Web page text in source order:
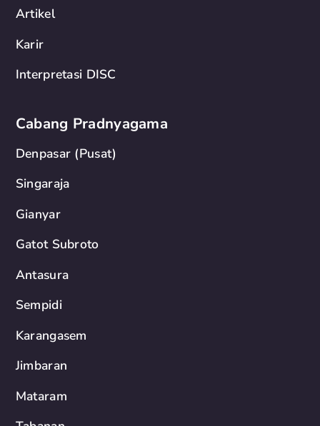
Artikel
Karir
Interpretasi DISC
Cabang Pradnyagama
Denpasar (Pusat)
Singaraja
Gianyar
Gatot Subroto
Antasura
Sempidi
Karangasem
Jimbaran
Mataram